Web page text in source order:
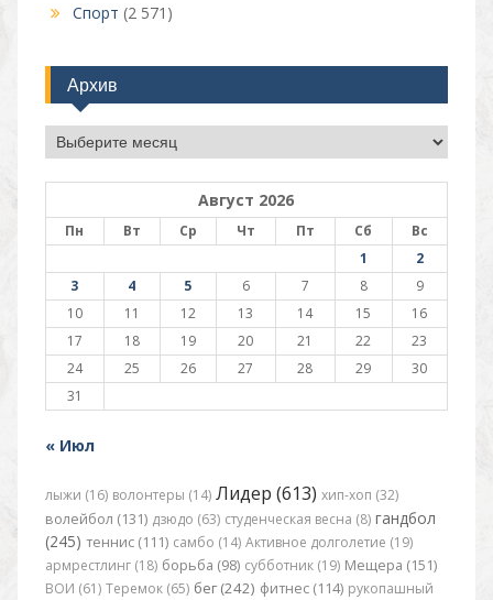
Спорт (2 571)
Архив
Архив
Август 2026
Пн Вт Ср Чт Пт Сб
Вс
1
2
3
4 5 6 7 8
9
10
11 12 13 14 15
16
17
18 19 20 21 22
23
24
25 26 27 28 29
30
31
« Июл
лыжи (16) волонтеры (14) Лидер (613) хип-хоп (32)
волейбол (131) дзюдо (63) студенческая весна (8) гандбол
(245) теннис (111) самбо (14) Активное долголетие (19)
армрестлинг (18) борьба (98) субботник (19) Мещера (151)
ВОИ (61) Теремок (65) бег (242) фитнес (114) рукопашный